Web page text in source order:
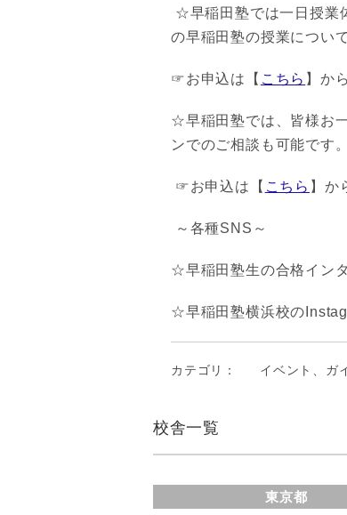
☆早稲田塾では一日授業
の早稲田塾の授業につい
☞お申込は【 こちら 】か
☆早稲田塾では、皆様お
ンでのご相談も可能です。
☞お申込は【 こちら 】か
～各種SNS～
☆早稲田塾生の合格イン
☆早稲田塾横浜校の
カテゴリ： イベント、ガ
校舎一覧
東京都